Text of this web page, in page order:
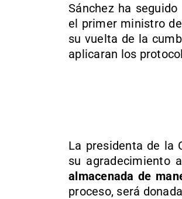
Sánchez ha
el primer ministro
su vuelta de la
aplicaran los
La presidenta de la
su agradecimiento
almacenada de
proceso, será